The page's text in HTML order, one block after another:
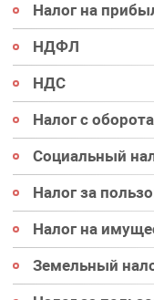
Налог на
НДФЛ
НДС
Налог с оборота
Социальный
Налог за
Налог на
Земельный